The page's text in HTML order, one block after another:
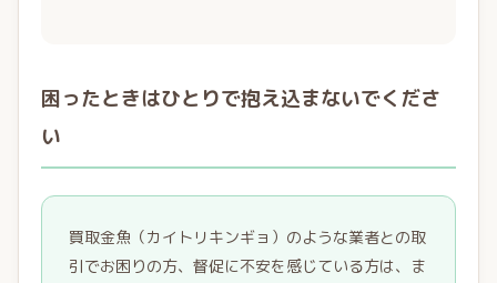
困ったときはひとりで抱え込まないでくださ
い
買取金魚（カイトリキンギョ）のような業者との取
引でお困りの方、督促に不安を感じている方は、ま